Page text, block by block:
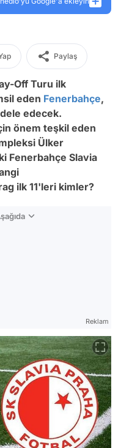
Paylaş
Off Turu ilk
eden Fenerbahçe,
edecek.
önem teşkil eden
Ülker
Fenerbahçe Slavia
ilk 11'leri kimler?
Reklam